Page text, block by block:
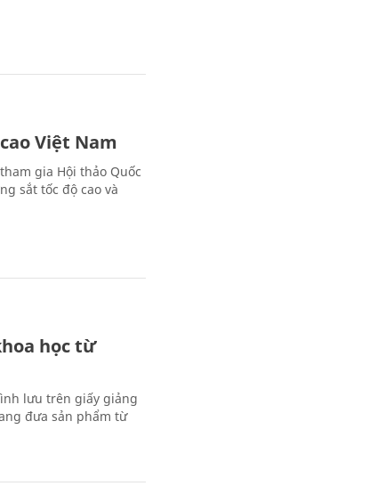
Việt Nam
gia Hội thảo Quốc
sắt tốc độ cao và
học từ
lưu trên giấy giảng
đưa sản phẩm từ